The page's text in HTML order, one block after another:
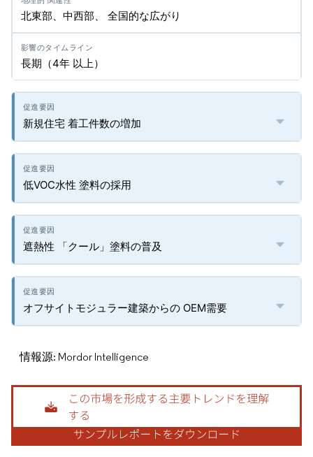
北東部、中西部、 全国的な広がり
長期（4年 以上）
新規住宅 着工件数の増加
低VOC水性 塗料の採用
遮熱性 「クール」塗料の普及
オフサイトモジュラー建築からの OEM需要
情報源: Mordor Intelligence